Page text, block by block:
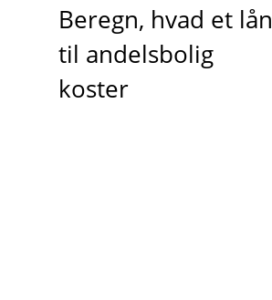
Beregn, hvad et lån
til andelsbolig
koster